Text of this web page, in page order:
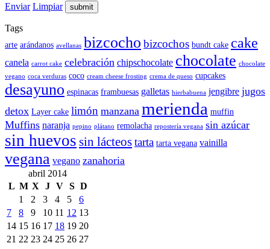
Enviar Limpiar
Tags
arte arándanos avellanas bizcocho bizcochos bundt cake cake
canela carrot cake celebración chipschocolate chocolate chocolate
vegano coca verduras coco cream cheese frosting crema de queso cupcakes
desayuno espinacas frambuesas galletas hierbabuena jengibre jugos
detox Layer cake limón manzana merienda muffin
Muffins naranja pepino plátano remolacha repostería vegana sin azúcar
sin huevos sin lácteostarta tarta vegana vainilla
vegana vegano zanahoria
abril 2014
L M X J V S D
1
2 3 4 5
6
7
8 9 10 11 12 13
14 15 16 17 18 19 20
21 22 23 24 25 26 27